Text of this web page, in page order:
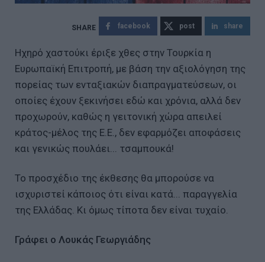
facebook post share
Ηχηρό χαστούκι έριξε χθες στην Τουρκία η
Ευρωπαϊκή Επιτροπή, με βάση την αξιολόγηση της
πορείας των ενταξιακών διαπραγματεύσεων, οι
οποίες έχουν ξεκινήσει εδώ και χρόνια, αλλά δεν
προχωρούν, καθώς η γειτονική χώρα απειλεί
κράτος-μέλος της Ε.Ε., δεν εφαρμόζει αποφάσεις
και γενικώς πουλάει... τσαμπουκά!
Το προσχέδιο της έκθεσης θα μπορούσε να
ισχυριστεί κάποιος ότι είναι κατά... παραγγελία
της Ελλάδας. Κι όμως τίποτα δεν είναι τυχαίο.
Γράφει ο Λουκάς Γεωργιάδης